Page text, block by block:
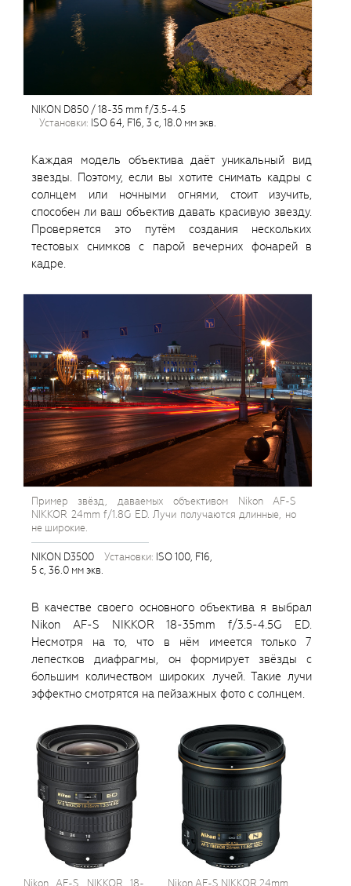
NIKON D850 / 18-35 mm f/3.5-4.5
установки: ISO 64, F16, 3 с, 18.0 мм экв.
Каждая модель объектива даёт уникальный вид
звезды. Поэтому, если вы хотите снимать кадры с
солнцем или ночными огнями, стоит изучить,
способен ли ваш объектив давать красивую звезду.
Проверяется это путём создания нескольких
тестовых снимков с парой вечерних фонарей в
кадре.
Пример звёзд, даваемых объективом Nikon AF-S
NIKKOR 24mm f/1.8G ED. Лучи получаются длинные, но
не широкие.
NIKON D3500 установки: ISO 100, F16,
5 с, 36.0 мм экв.
В качестве своего основного объектива я выбрал
Nikon AF-S NIKKOR 18-35mm f/3.5-4.5G ED.
Несмотря на то, что в нём имеется только 7
лепестков диафрагмы, он формирует звёзды с
большим количеством широких лучей. Такие лучи
эффектно смотрятся на пейзажных фото с солнцем.